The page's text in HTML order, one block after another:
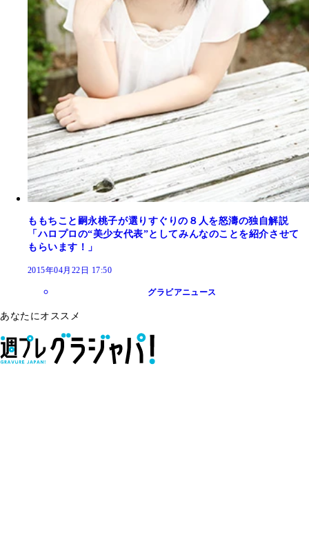
ももちこと嗣永桃子が選りすぐりの８人を怒濤の独自解説
「ハロプロの“美少女代表”としてみんなのことを紹介させて
もらいます！」
2015年04月22日 17:50
グラビアニュース
あなたにオススメ